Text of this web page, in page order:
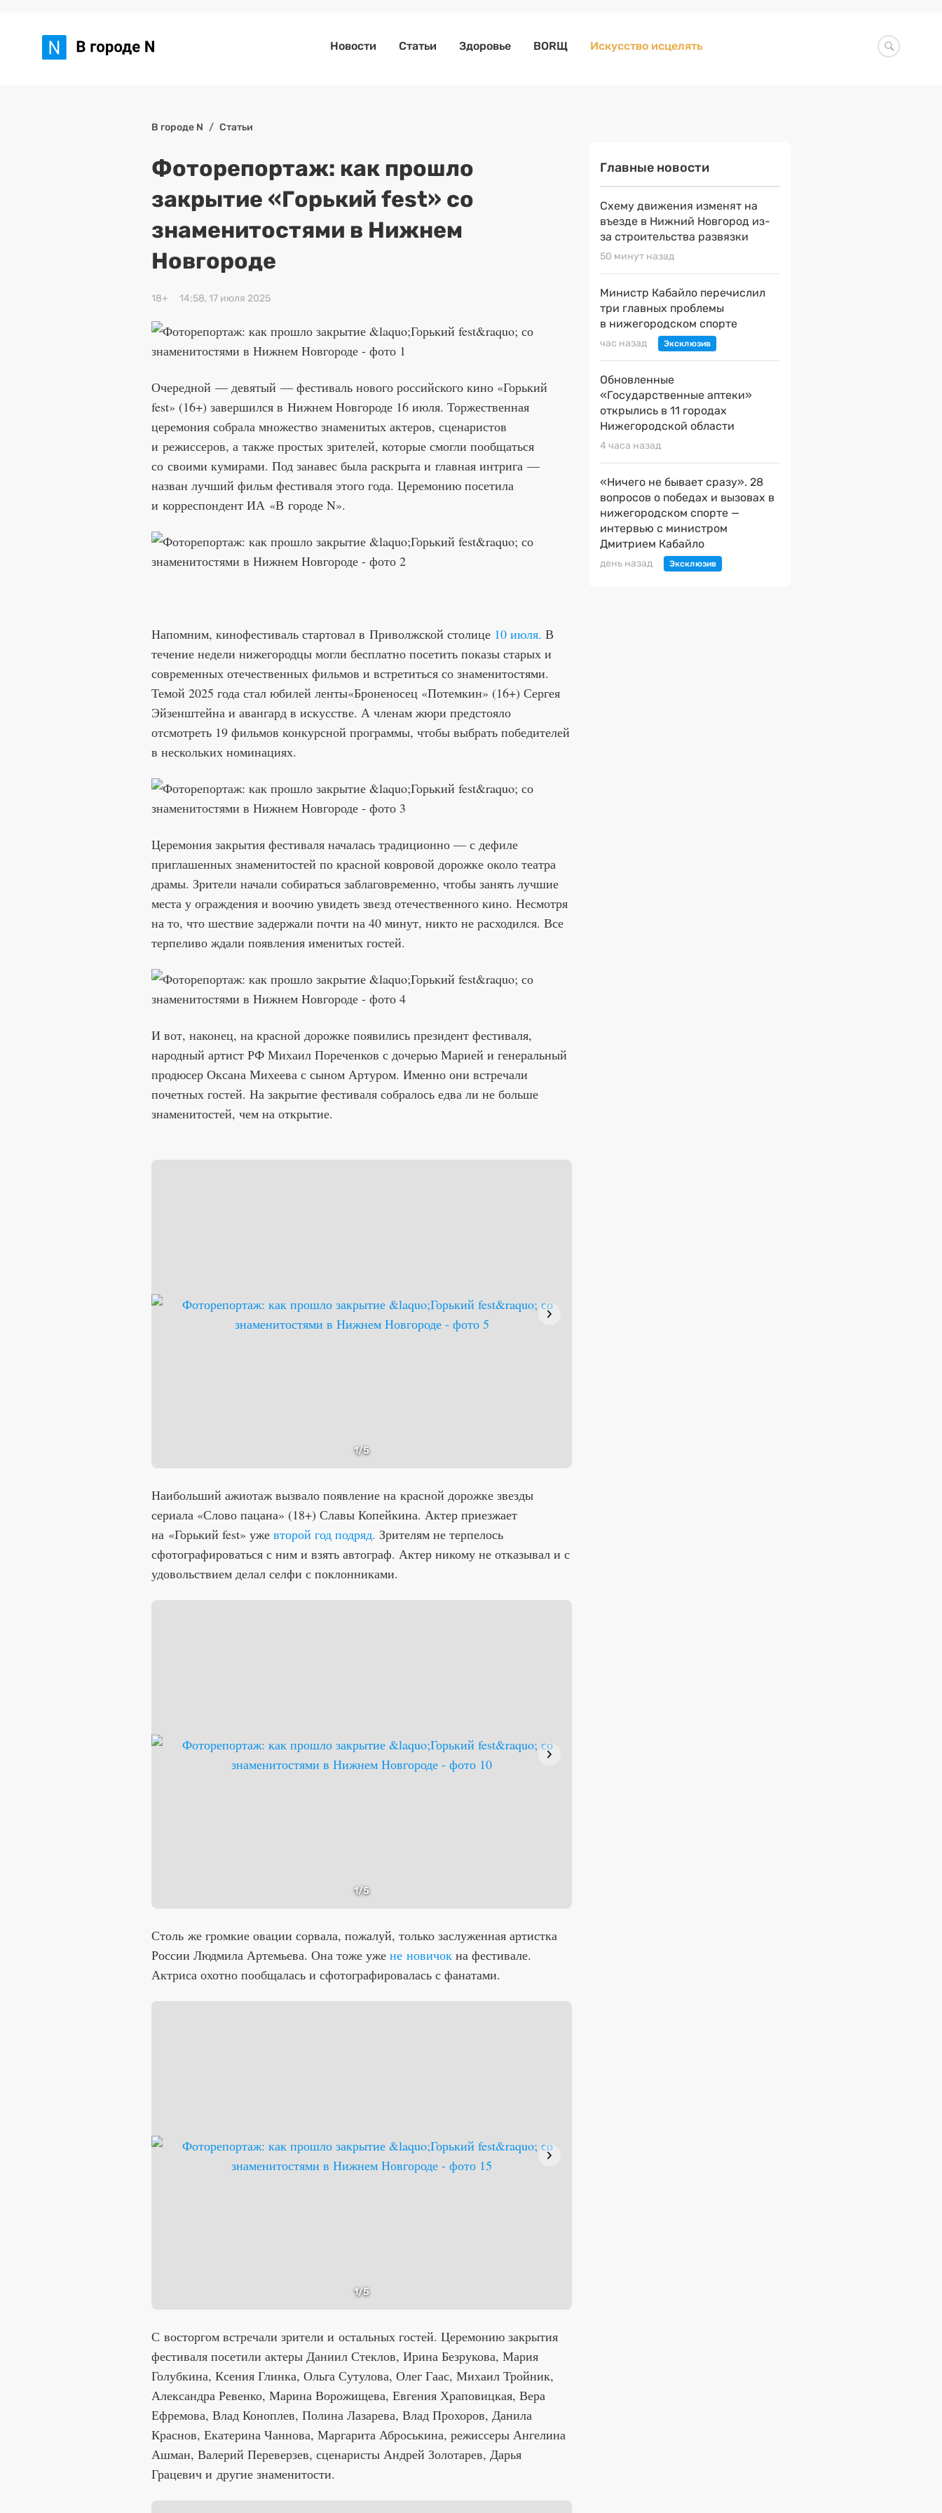
Новости Статьи Здоровье BORЩ Искусство исцелять
В городе N Статьи
Фоторепортаж: как прошло
закрытие «Горький fest» со
знаменитостями в Нижнем
Новгороде
18+ 14:58, 17 июля 2025
Очередной — девятый — фестиваль нового российского кино «Горький
fest» (16+) завершился в Нижнем Новгороде 16 июля. Торжественная
церемония собрала множество знаменитых актеров, сценаристов
и режиссеров, а также простых зрителей, которые смогли пообщаться
со своими кумирами. Под занавес была раскрыта и главная интрига —
назван лучший фильм фестиваля этого года. Церемонию посетила
и корреспондент ИА «В городе N».
Напомним, кинофестиваль стартовал в Приволжской столице 10 июля. В
течение недели нижегородцы могли бесплатно посетить показы старых и
современных отечественных фильмов и встретиться со знаменитостями.
Темой 2025 года стал юбилей ленты«Броненосец «Потемкин» (16+) Сергея
Эйзенштейна и авангард в искусстве. А членам жюри предстояло
отсмотреть 19 фильмов конкурсной программы, чтобы выбрать победителей
в нескольких номинациях.
Церемония закрытия фестиваля началась традиционно — с дефиле
приглашенных знаменитостей по красной ковровой дорожке около театра
драмы. Зрители начали собираться заблаговременно, чтобы занять лучшие
места у ограждения и воочию увидеть звезд отечественного кино. Несмотря
на то, что шествие задержали почти на 40 минут, никто не расходился. Все
терпеливо ждали появления именитых гостей.
И вот, наконец, на красной дорожке появились президент фестиваля,
народный артист РФ Михаил Пореченков с дочерью Марией и генеральный
продюсер Оксана Михеева с сыном Артуром. Именно они встречали
почетных гостей. На закрытие фестиваля собралось едва ли не больше
знаменитостей, чем на открытие.
1/5
Наибольший ажиотаж вызвало появление на красной дорожке звезды
сериала «Слово пацана» (18+) Славы Копейкина. Актер приезжает
на «Горький fest» уже второй год подряд. Зрителям не терпелось
сфотографироваться с ним и взять автограф. Актер никому не отказывал и с
удовольствием делал селфи с поклонниками.
1/5
Столь же громкие овации сорвала, пожалуй, только заслуженная артистка
России Людмила Артемьева. Она тоже уже не новичок на фестивале.
Актриса охотно пообщалась и сфотографировалась с фанатами.
1/5
С восторгом встречали зрители и остальных гостей. Церемонию закрытия
фестиваля посетили актеры Даниил Стеклов, Ирина Безрукова, Мария
Голубкина, Ксения Глинка, Ольга Сутулова, Олег Гаас, Михаил Тройник,
Александра Ревенко, Марина Ворожищева, Евгения Храповицкая, Вера
Ефремова, Влад Коноплев, Полина Лазарева, Влад Прохоров, Данила
Краснов, Екатерина Чаннова, Маргарита Аброськина, режиссеры Ангелина
Ашман, Валерий Переверзев, сценаристы Андрей Золотарев, Дарья
Грацевич и другие знаменитости.
Главные новости
Схему движения изменят на
въезде в Нижний Новгород из-
за строительства развязки
50 минут назад
Министр Кабайло перечислил
три главных проблемы
в нижегородском спорте
час назад
Обновленные
«Государственные аптеки»
открылись в 11 городах
Нижегородской области
4 часа назад
«Ничего не бывает сразу». 28
вопросов о победах и вызовах в
нижегородском спорте —
интервью с министром
Дмитрием Кабайло
день назад